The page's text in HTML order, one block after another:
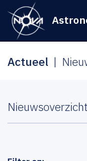
Actueel
Nieuwsoverzicht